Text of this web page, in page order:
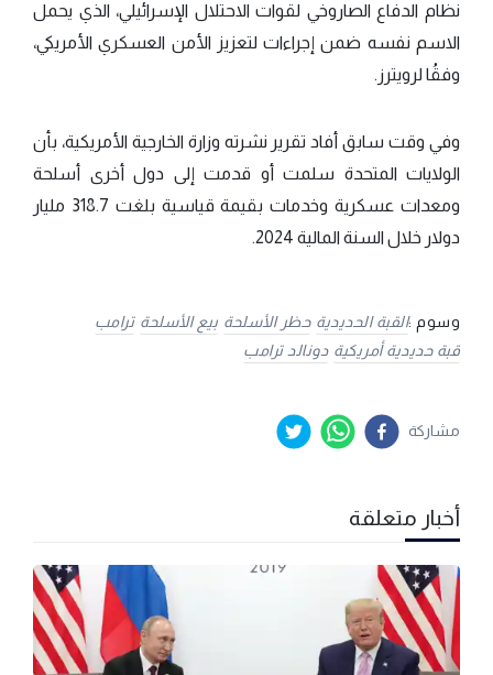
نظام الدفاع الصاروخي لقوات الاحتلال الإسرائيلي، الذي يحمل
الاسم نفسه ضمن إجراءات لتعزيز الأمن العسكري الأمريكي،
وفقُا لرويترز.
وفي وقت سابق أفاد تقرير نشرته وزارة الخارجية الأمريكية، بأن
الولايات المتحدة سلمت أو قدمت إلى دول أخرى أسلحة
ومعدات عسكرية وخدمات بقيمة قياسية بلغت 318.7 مليار
دولار خلال السنة المالية 2024.
وسوم :القبة الحديدية حظر الأسلحة بيع الأسلحة ترامب
قبة حديدية أمريكية دونالد ترامب
مشاركة
أخبار متعلقة